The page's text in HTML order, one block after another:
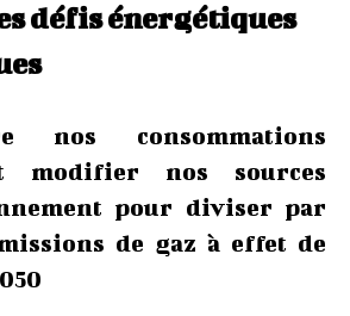
défis énergétiques
nos consommations
modifier nos sources
pour diviser par
de gaz à effet de